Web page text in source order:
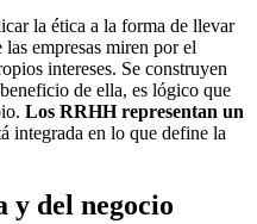
la ética a la forma de llevar
empresas miren por el
intereses. Se construyen
de ella, es lógico que
Los RRHH representan un
integrada en lo que define la
y del negocio